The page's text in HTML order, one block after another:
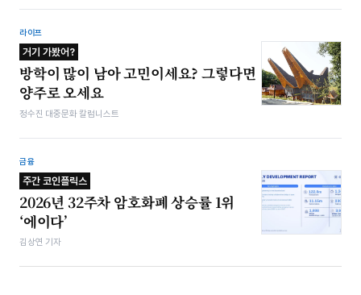
라이프
거기 가봤어?
방학이 많이 남아 고민이세요? 그렇다면
양주로 오세요
정수진 대중문화 칼럼니스트
금융
주간 코인플릭스
2026년 32주차 암호화폐 상승률 1위
‘에이다’
김상연 기자